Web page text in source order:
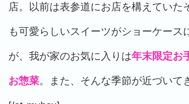
店。以前は表参道にお店を構えていた
も可愛らしいスイーツがショーケース
が、我が家のお気に入りは年末限定お
お惣菜。また、そんな季節が近づいて